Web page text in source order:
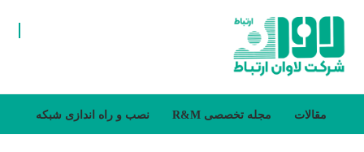
مقالات مجله تخصصی R&M نصب و راه اندازی شبکه